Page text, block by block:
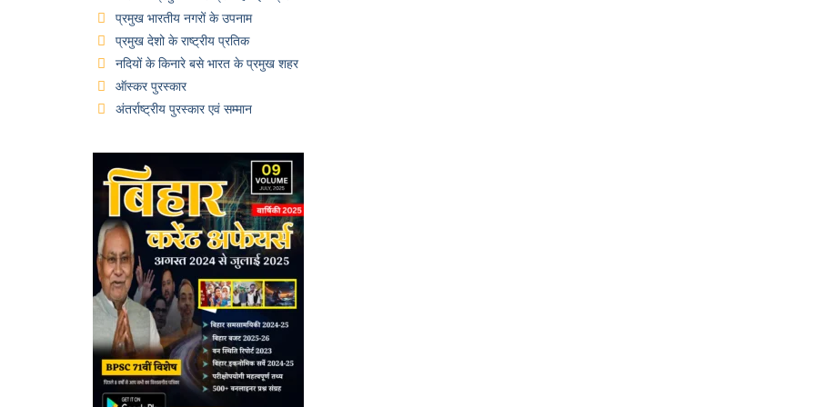
प्रमुख भारतीय नगरों के उपनाम
प्रमुख देशो के राष्ट्रीय प्रतिक
नदियों के किनारे बसे भारत के प्रमुख शहर
ऑस्कर पुरस्कार
अंतर्राष्ट्रीय पुरस्कार एवं सम्मान